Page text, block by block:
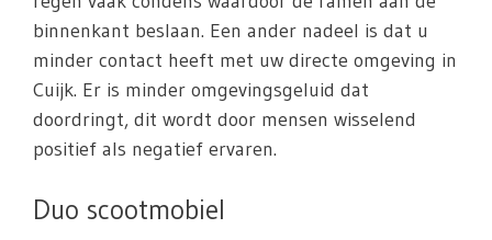
binnenkant beslaan. Een ander nadeel is dat u
minder contact heeft met uw directe omgeving in
Cuijk. Er is minder omgevingsgeluid dat
doordringt, dit wordt door mensen wisselend
positief als negatief ervaren.
Duo scootmobiel